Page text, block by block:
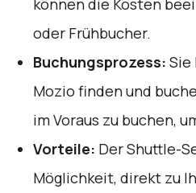
können die Kosten
oder Frühbucher.
Buchungsprozess: Sie
Mozio finden und
im Voraus zu buchen,
Vorteile: Der Shuttle-
Möglichkeit, direkt zu